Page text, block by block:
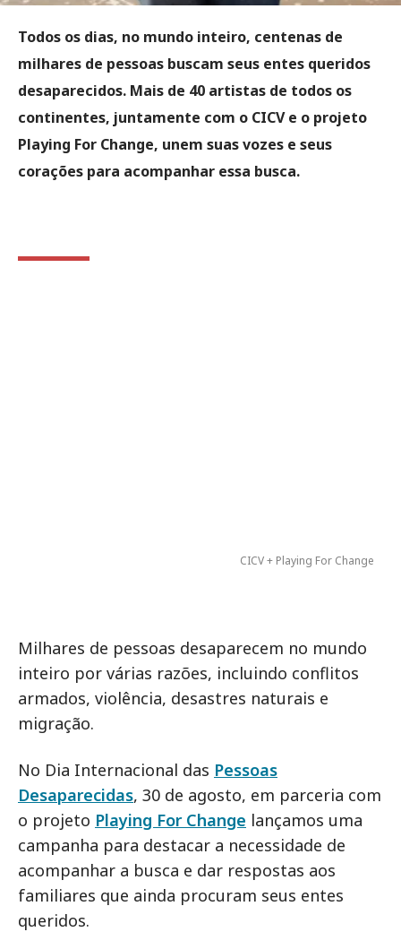
Todos os dias, no mundo inteiro, centenas de
milhares de pessoas buscam seus entes queridos
desaparecidos. Mais de 40 artistas de todos os
continentes, juntamente com o CICV e o projeto
Playing For Change, unem suas vozes e seus
corações para acompanhar essa busca.
CICV + Playing For Change
Milhares de pessoas desaparecem no mundo
inteiro por várias razões, incluindo conflitos
armados, violência, desastres naturais e
migração.
No Dia Internacional das Pessoas
Desaparecidas, 30 de agosto, em parceria com
o projeto Playing For Change lançamos uma
campanha para destacar a necessidade de
acompanhar a busca e dar respostas aos
familiares que ainda procuram seus entes
queridos.